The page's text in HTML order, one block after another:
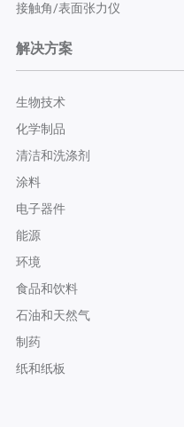
接触角/表面张力仪
解决方案
生物技术
化学制品
清洁和洗涤剂
涂料
电子器件
能源
环境
食品和饮料
石油和天然气
制药
纸和纸板